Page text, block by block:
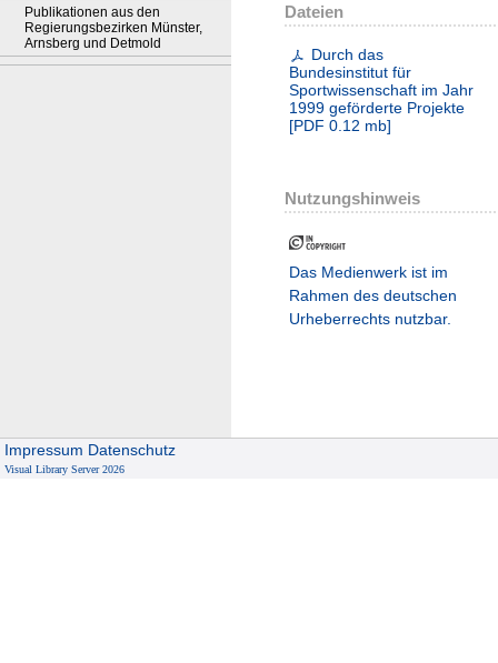
Publikationen aus den
Regierungsbezirken Münster,
Arnsberg und Detmold
Dateien
Durch das
Bundesinstitut für
Sportwissenschaft im Jahr
1999 geförderte Projekte
[PDF 0.12 mb]
Nutzungshinweis
Das Medienwerk ist im
Rahmen des deutschen
Urheberrechts nutzbar.
Impressum Datenschutz
Visual Library Server 2026